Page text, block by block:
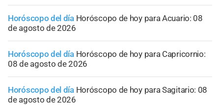
Horóscopo del día Horóscopo de hoy para Acuario: 08
de agosto de 2026
Horóscopo del día Horóscopo de hoy para Capricornio:
08 de agosto de 2026
Horóscopo del día Horóscopo de hoy para Sagitario: 08
de agosto de 2026